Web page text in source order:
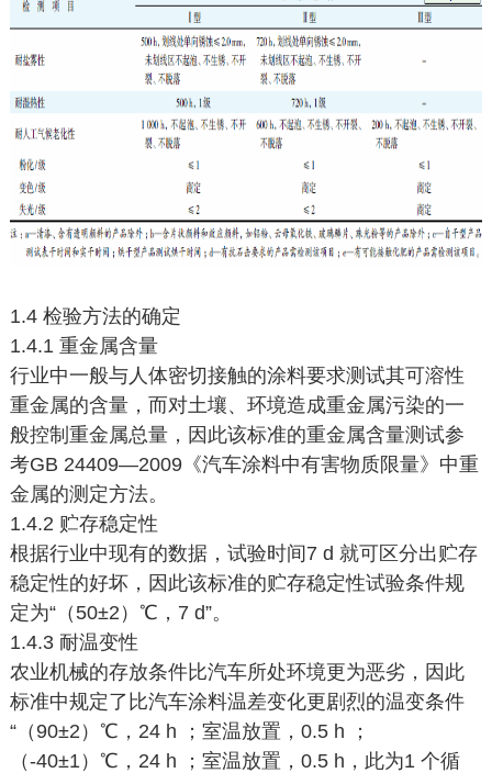
1.4 检验方法的确定
1.4.1 重金属含量
行业中一般与人体密切接触的涂料要求测试其可溶性
重金属的含量，而对土壤、环境造成重金属污染的一
般控制重金属总量，因此该标准的重金属含量测试参
考GB 24409—2009《汽车涂料中有害物质限量》中重
金属的测定方法。
1.4.2 贮存稳定性
根据行业中现有的数据，试验时间7 d 就可区分出贮存
稳定性的好坏，因此该标准的贮存稳定性试验条件规
定为“（50±2）℃，7 d”。
1.4.3 耐温变性
农业机械的存放条件比汽车所处环境更为恶劣，因此
标准中规定了比汽车涂料温差变化更剧烈的温变条件
“（90±2）℃，24 h ；室温放置，0.5 h ；
（-40±1）℃，24 h ；室温放置，0.5 h，此为1 个循